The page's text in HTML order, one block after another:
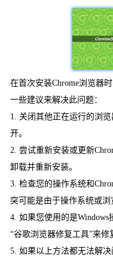
在首次安装Chrome浏览器
一些建议来解决此问题：
1. 关闭其他正在运行的浏
开。
2. 尝试重新安装或更新
卸载并重新安装。
3. 检查您的操作系统和
突可能是由于操作系统或浏
4. 如果您使用的是
“谷歌浏览器修复工具”来修
5. 如果以上方法都无法解